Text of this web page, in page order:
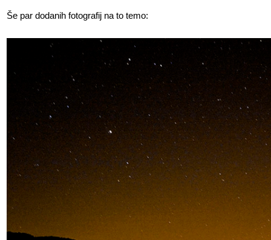
Še par dodanih fotografij na to temo: